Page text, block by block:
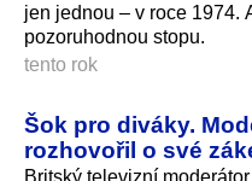
jen jednou – v roce 1974.
pozoruhodnou stopu.
tento rok
Šok pro diváky.
rozhovořil o své
Britský televizní